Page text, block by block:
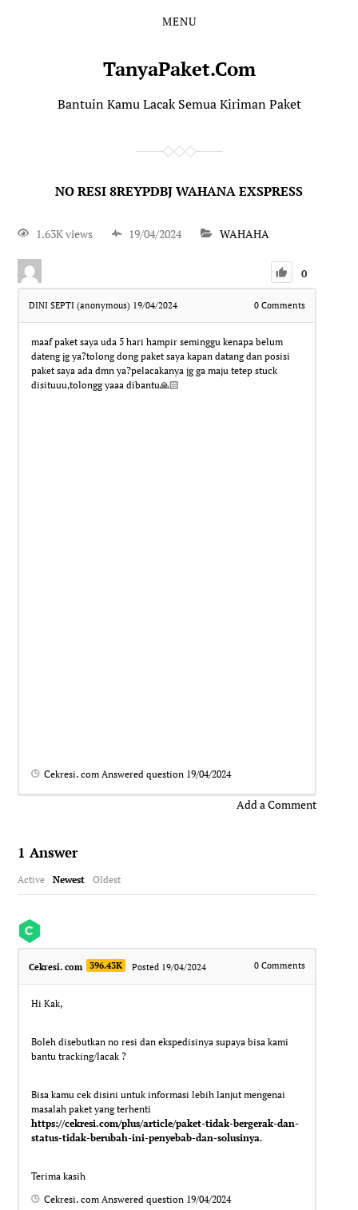
MENU
TanyaPaket.Com
Bantuin Kamu Lacak Semua Kiriman Paket
NO RESI 8REYPDBJ WAHANA EXSPRESS
1.63K views 19/04/2024 WAHAHA
0
DINI SEPTI (anonymous) 19/04/2024 0Comments
maaf paket saya uda 5 hari hampir seminggu kenapa belum
dateng jg ya?tolong dong paket saya kapan datang dan posisi
paket saya ada dmn ya?pelacakanya jg ga maju tetep stuck
disituuu,tolongg yaaa dibantu🙏🏻
Cekresi. com Answered question 19/04/2024
Add a Comment
1 Answer
Active Newest Oldest
Cekresi. com 396.43K Posted 19/04/2024 0Comments
Hi Kak,
Boleh disebutkan no resi dan ekspedisinya supaya bisa kami
bantu tracking/lacak ?
Bisa kamu cek disini untuk informasi lebih lanjut mengenai
masalah paket yang terhenti
https://cekresi.com/plus/article/paket-tidak-bergerak-dan-
status-tidak-berubah-ini-penyebab-dan-solusinya.
Terima kasih
Cekresi. com Answered question 19/04/2024